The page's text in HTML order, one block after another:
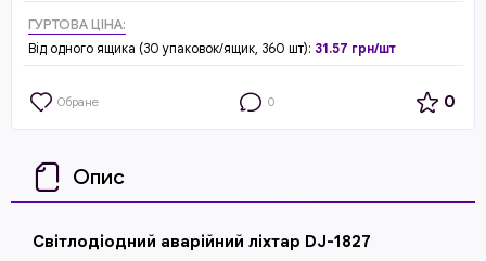
ГУРТОВА ЦІНА:
Від одного ящика (30 упаковок/ящик, 360 шт): 31.57 грн/шт
Обране 0 0
Опис
Світлодіодний аварійний ліхтар DJ-1827